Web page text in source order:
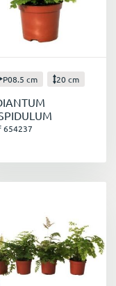
P08.5 cm 20 cm
654237